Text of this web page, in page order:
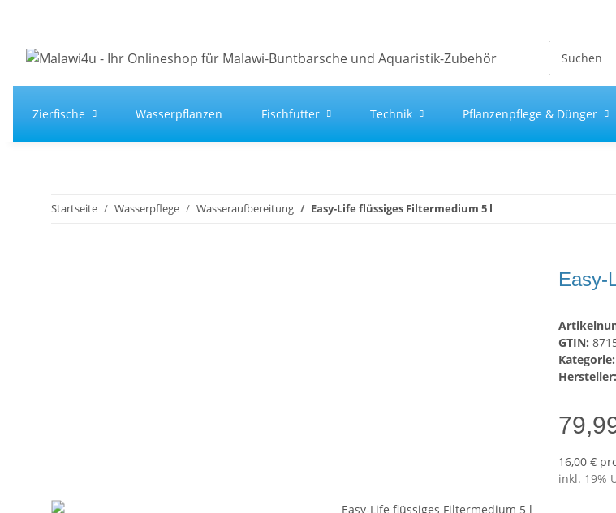
Zierfische Wasserpflanzen Fischfutter Technik Pflanzenpflege & Dünger
Startseite Wasserpflege Wasseraufbereitung Easy-Life flüssiges Filtermedium 5 l
Easy-
GTIN:
Kategorie:
Hersteller:
16,00 €
inkl. 19%